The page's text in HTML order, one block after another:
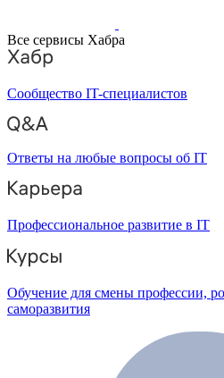
Все сервисы Хабра
Сообщество IT-специалистов
Ответы на любые вопросы об IT
Профессиональное развитие в IT
Обучение для смены профессии,
саморазвития